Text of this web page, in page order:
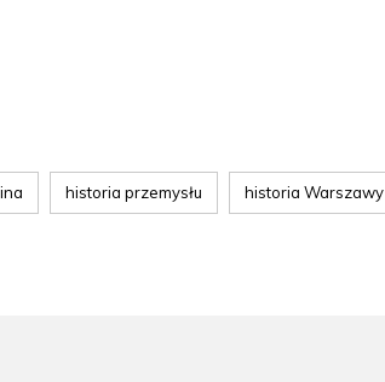
historia przemysłu historia Warszawy